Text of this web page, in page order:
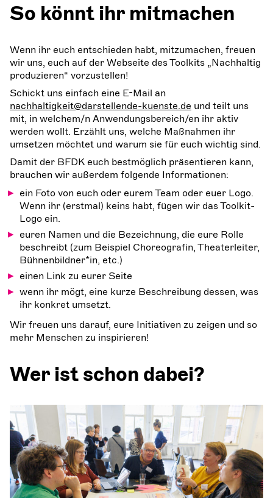
So könnt ihr mitmachen
Wenn ihr euch entschieden habt, mitzumachen, freuen
wir uns, euch auf der Webseite des Toolkits „Nachhaltig
produzieren“ vorzustellen!
Schickt uns einfach eine E-Mail an
nachhaltigkeit@darstellende-kuenste.de und teilt uns
mit, in welchem/n Anwendungsbereich/en ihr aktiv
werden wollt. Erzählt uns, welche Maßnahmen ihr
umsetzen möchtet und warum sie für euch wichtig sind.
Damit der BFDK euch bestmöglich präsentieren kann,
brauchen wir außerdem folgende Informationen:
ein Foto von euch oder eurem Team oder euer Logo.
Wenn ihr (erstmal) keins habt, fügen wir das Toolkit-
Logo ein.
euren Namen und die Bezeichnung, die eure Rolle
beschreibt (zum Beispiel Choreografin, Theaterleiter,
Bühnenbildner*in, etc.)
einen Link zu eurer Seite
wenn ihr mögt, eine kurze Beschreibung dessen, was
ihr konkret umsetzt.
Wir freuen uns darauf, eure Initiativen zu zeigen und so
mehr Menschen zu inspirieren!
Wer ist schon dabei?